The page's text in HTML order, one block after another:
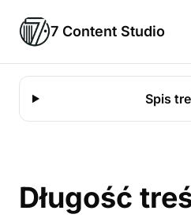
7 Content Studio
Spis
Długość